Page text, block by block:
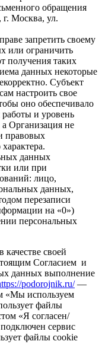
обращения
г. Москва, ул.
запретить своему
или ограничить
получения таких
данных некоторые
Субъект
настроить свое
оно обеспечивало
и уровень
Организация не
правовых
данных
или при
лицо,
данных,
перезаписи
на «0»)
персональных
качестве своей
Согласием и
данных выполнение
podorojnik.ru/—
«Мы используем
файлы
«Я согласен/
сервис
файлы cookie